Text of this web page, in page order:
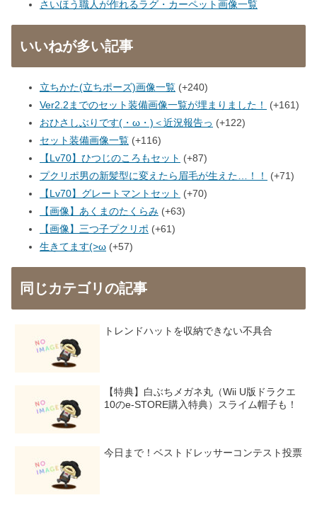
さいほう職人が作れるラグ・カーペット画像一覧
いいねが多い記事
立ちかた(立ちポーズ)画像一覧 +240
Ver2.2までのセット装備画像一覧が埋まりました！
+161
おひさしぶりです(・ω・)＜近況報告っ
+122
セット装備画像一覧 +116
【Lv70】ひつじのころもセット
+87
プクリポ男の新髪型に変えたら眉毛が生えた…！！
+71
【Lv70】グレートマントセット
+70
【画像】あくまのたくらみ +63
【画像】三つ子プクリポ
+61
生きてます(>ω +57
同じカテゴリの記事
トレンドハットを収納できない不具合
【特典】白ぶちメガネ丸（Wii U版ドラクエ
10のe-STORE購入特典）スライム帽子も！
今日まで！ベストドレッサーコンテスト投票